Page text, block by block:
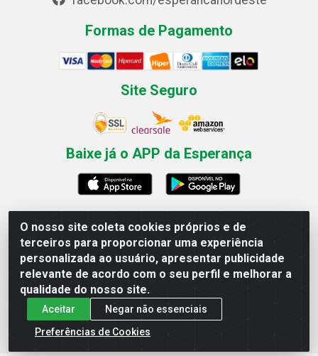
O nosso site coleta cookies próprios e de
terceiros para proporcionar uma experiência
personalizada ao usuário, apresentar publicidade
relevante de acordo com o seu perfil e melhorar a
qualidade do nosso site.
Aceitar
Negar não essenciais
Preferências de Cookies
Formas de Pagamento
Site Seguro
Baixe já o APP da Esperança
Esperança Nordeste - Rua Professor Caldas Filho, 291 -
Estância - Recife / PE CEP: 50771-335 - CNPJ
03.666.136/0001-23